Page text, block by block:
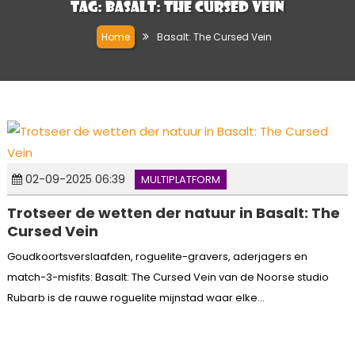
Tag: Basalt: The Cursed Vein
Home Basalt: The Cursed Vein
02-09-2025 06:39 MULTIPLATFORM
Trotseer de wetten der natuur in Basalt: The
Cursed Vein
Goudkoortsverslaafden, roguelite-gravers, aderjagers en
match-3-misfits: Basalt: The Cursed Vein van de Noorse studio
Rubarb is de rauwe roguelite mijnstad waar elke...